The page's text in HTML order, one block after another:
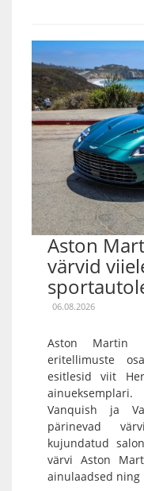
Aston
värvid
06.08.2026
Aston Martin
eritellimuste
esitlesid viit
Vanquish ja
pärinevad
kujundatud
värvi Aston
ainulaadsed ning